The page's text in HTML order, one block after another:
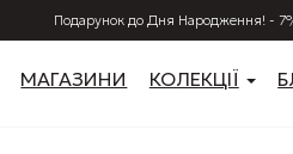
Подарунок до Дня Народження! - 7%
МАГАЗИНИ КОЛЕКЦІЇ